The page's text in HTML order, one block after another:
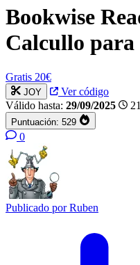
Bookwise
Calcullo
Gratis 20€
JOY
Ver código
Válido hasta: 29/09/2025
Puntuación: 529
0
Publicado porRuben